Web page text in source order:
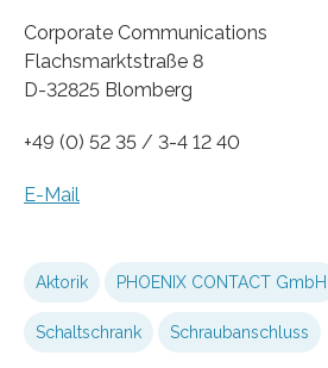
Corporate Communications
Flachsmarktstraße 8
D-32825 Blomberg
+49 (0) 52 35 / 3-4 12 40
E-Mail
Aktorik PHOENIX CONTACT GmbH
Schaltschrank Schraubanschluss